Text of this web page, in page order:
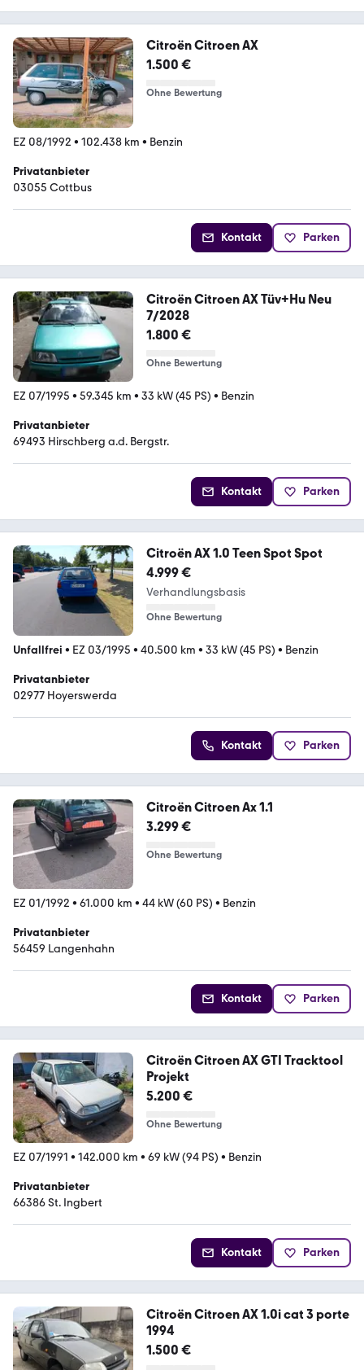
Citroën Citroen AX
1.500 €
Ohne Bewertung
EZ 08/1992 • 102.438 km • Benzin
Privatanbieter
03055 Cottbus
Kontakt Parken
Citroën Citroen AX Tüv+Hu Neu
7/2028
1.800 €
Ohne Bewertung
EZ 07/1995 • 59.345 km • 33 kW (45 PS) • Benzin
Privatanbieter
69493 Hirschberg a.d. Bergstr.
Kontakt Parken
Citroën AX 1.0 Teen Spot Spot
4.999 €
Verhandlungsbasis
Ohne Bewertung
Unfallfrei • EZ 03/1995 • 40.500 km • 33 kW (45 PS) • Benzin
Privatanbieter
02977 Hoyerswerda
Kontakt Parken
Citroën Citroen Ax 1.1
3.299 €
Ohne Bewertung
EZ 01/1992 • 61.000 km • 44 kW (60 PS) • Benzin
Privatanbieter
56459 Langenhahn
Kontakt Parken
Citroën Citroen AX GTI Tracktool
Projekt
5.200 €
Ohne Bewertung
EZ 07/1991 • 142.000 km • 69 kW (94 PS) • Benzin
Privatanbieter
66386 St. Ingbert
Kontakt Parken
Citroën Citroen AX 1.0i cat 3 porte
1994
1.500 €